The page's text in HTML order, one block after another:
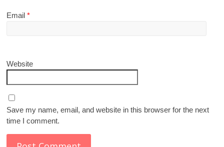
Email*
Website
Save my name, email, and website in this browser for the next
time I comment.